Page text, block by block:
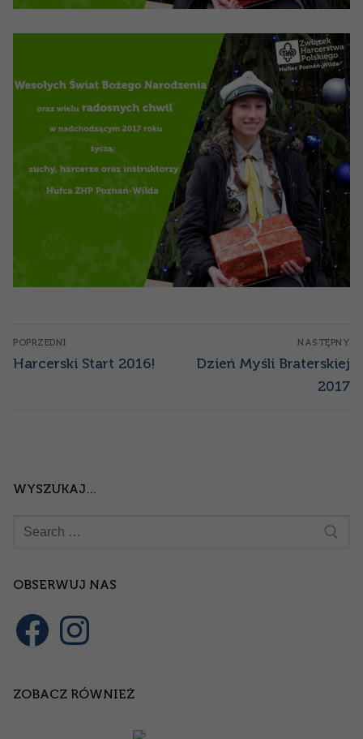
Nawigacja
wpisu
POPRZEDNI
Poprzedni
Harcerski Start 2016!
NASTĘPNY
Następny
Dzień Myśli Braterskiej
2017
WYSZUKAJ…
Szukaj:
OBSERWUJ NAS
FacebookInstagram
ZOBACZ RÓWNIEŻ